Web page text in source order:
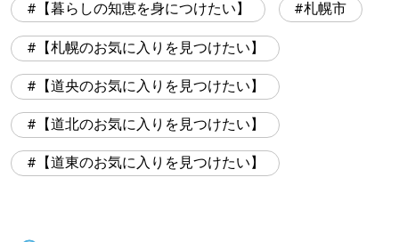
【暮らしの知恵を身につけたい】 札幌市
【札幌のお気に入りを見つけたい】
【道央のお気に入りを見つけたい】
【道北のお気に入りを見つけたい】
【道東のお気に入りを見つけたい】